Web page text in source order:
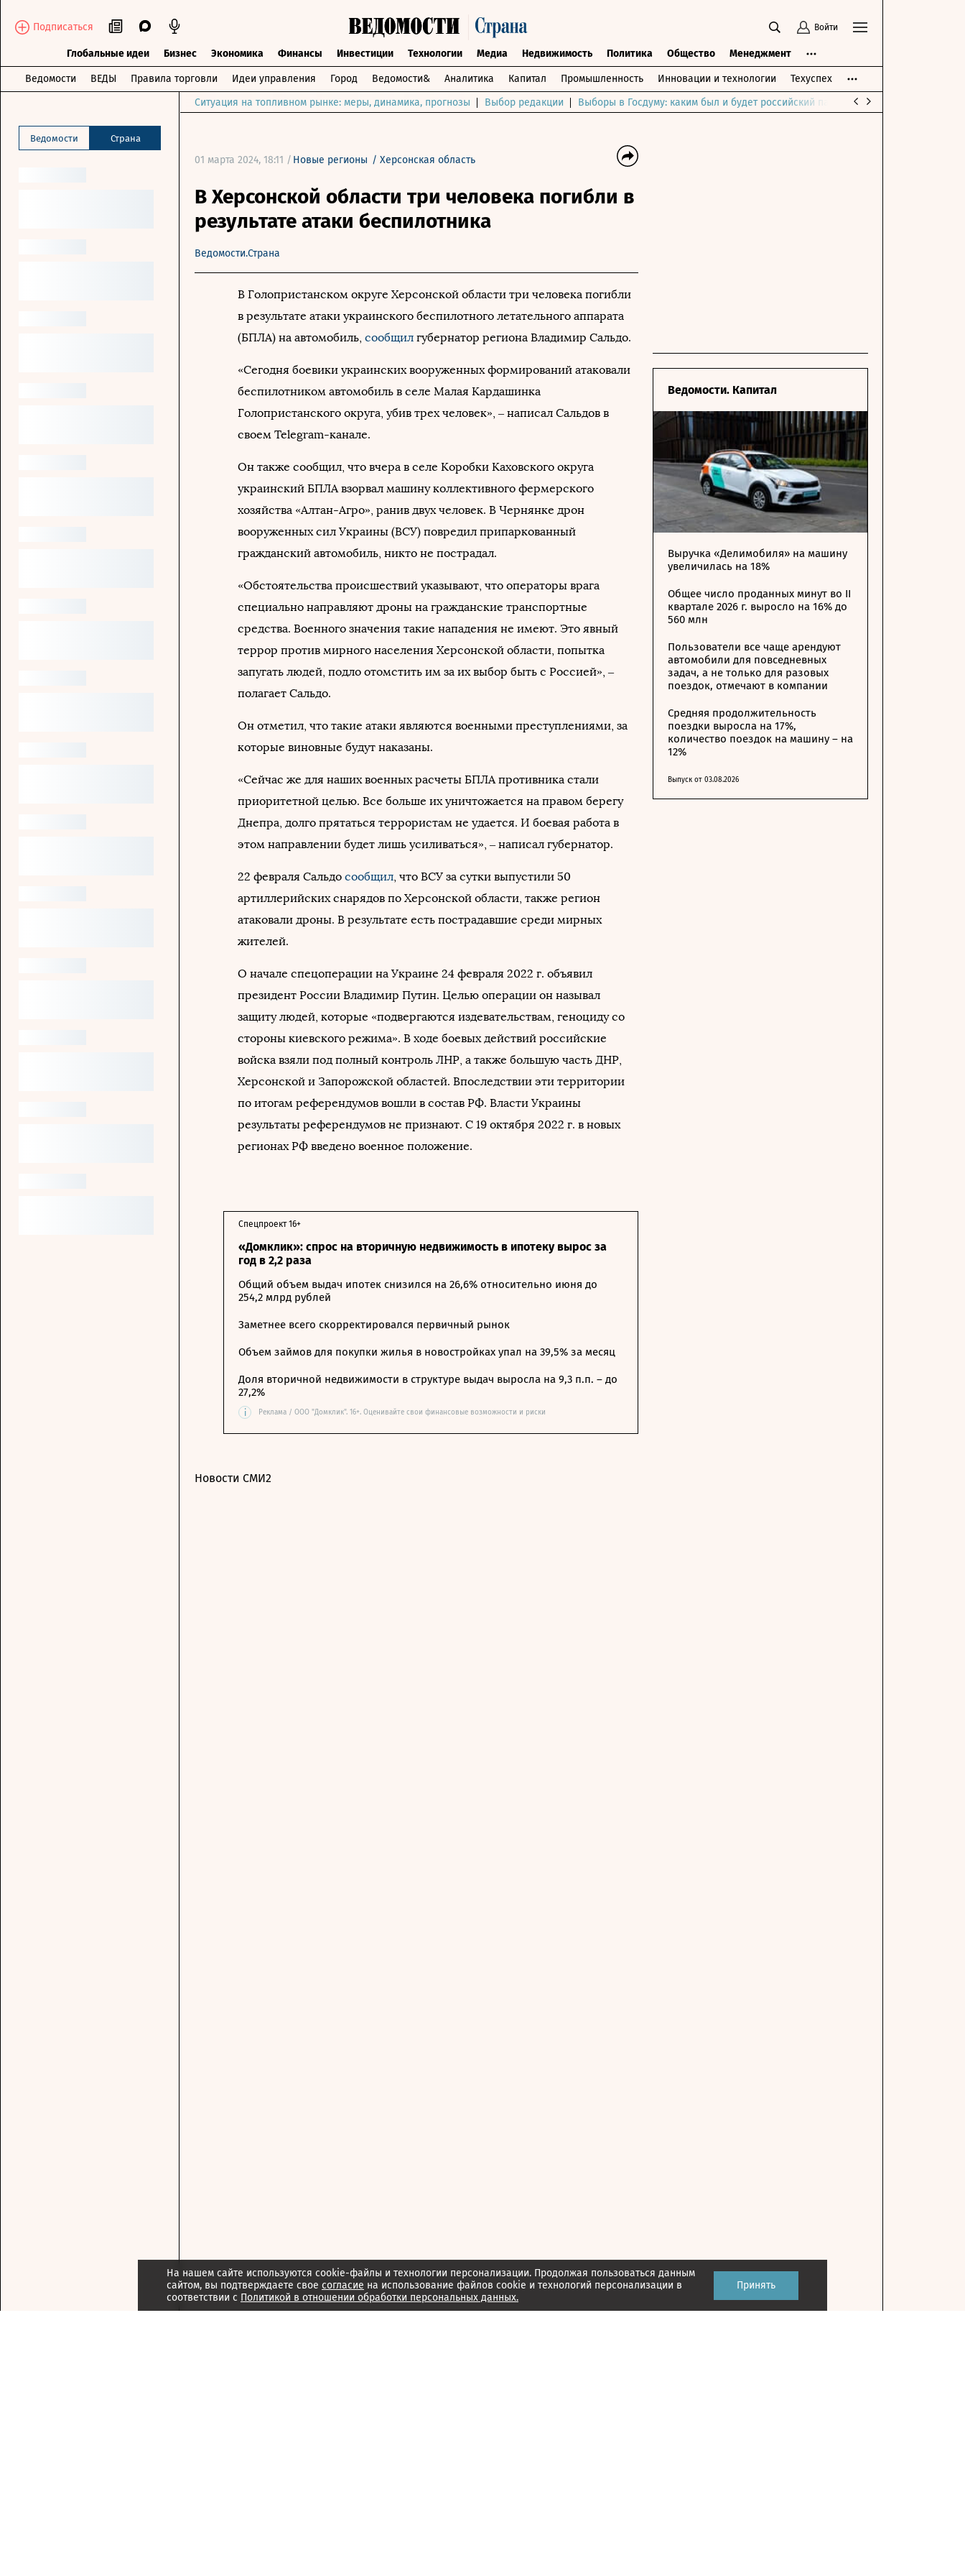
На нашем сайте используются cookie-файлы и технологии персонализации. Продолжая пользоваться данным
сайтом, вы подтверждаете свое согласие на использование файлов cookie и технологий персонализации в
соответствии с Политикой в отношении обработки персональных данных.
Принять
Подписаться Войти
Глобальные идеи Бизнес Экономика Финансы Инвестиции Технологии Медиа Недвижимость Политика Общество Менеджмент
Ведомости ВЕДЫ Правила торговли Идеи управления Город Ведомости& Аналитика Капитал Промышленность Инновации и технологии Техуспех
Ведомости Страна
Ситуация на топливном рынке: меры, динамика, прогнозы Выбор редакции Выборы в Госдуму: каким был и будет российский парламент
01 марта 2024, 18:11 / Новые регионы / Херсонская область
В Херсонской области три человека погибли в
результате атаки беспилотника
Ведомости.Страна
В Голопристанском округе Херсонской области три человека погибли
в результате атаки украинского беспилотного летательного аппарата
(БПЛА) на автомобиль, сообщил губернатор региона Владимир Сальдо.
«Сегодня боевики украинских вооруженных формирований атаковали
беспилотником автомобиль в селе Малая Кардашинка
Голопристанского округа, убив трех человек», – написал Сальдов в
своем Telegram-канале.
Он также сообщил, что вчера в селе Коробки Каховского округа
украинский БПЛА взорвал машину коллективного фермерского
хозяйства «Алтан-Агро», ранив двух человек. В Чернянке дрон
вооруженных сил Украины (ВСУ) повредил припаркованный
гражданский автомобиль, никто не пострадал.
«Обстоятельства происшествий указывают, что операторы врага
специально направляют дроны на гражданские транспортные
средства. Военного значения такие нападения не имеют. Это явный
террор против мирного населения Херсонской области, попытка
запугать людей, подло отомстить им за их выбор быть с Россией», –
полагает Сальдо.
Он отметил, что такие атаки являются военными преступлениями, за
которые виновные будут наказаны.
«Сейчас же для наших военных расчеты БПЛА противника стали
приоритетной целью. Все больше их уничтожается на правом берегу
Днепра, долго прятаться террористам не удается. И боевая работа в
этом направлении будет лишь усиливаться», – написал губернатор.
22 февраля Сальдо сообщил, что ВСУ за сутки выпустили 50
артиллерийских снарядов по Херсонской области, также регион
атаковали дроны. В результате есть пострадавшие среди мирных
жителей.
О начале спецоперации на Украине 24 февраля 2022 г. объявил
президент России Владимир Путин. Целью операции он называл
защиту людей, которые «подвергаются издевательствам, геноциду со
стороны киевского режима». В ходе боевых действий российские
войска взяли под полный контроль ЛНР, а также большую часть ДНР,
Херсонской и Запорожской областей. Впоследствии эти территории
по итогам референдумов вошли в состав РФ. Власти Украины
результаты референдумов не признают. С 19 октября 2022 г. в новых
регионах РФ введено военное положение.
«Домклик»: спрос на вторичную недвижимость в ипотеку вырос за
год в 2,2 раза
Спецпроект 16+
Общий объем выдач ипотек снизился на 26,6% относительно июня до
254,2 млрд рублей
Заметнее всего скорректировался первичный рынок
Объем займов для покупки жилья в новостройках упал на 39,5% за месяц
Доля вторичной недвижимости в структуре выдач выросла на 9,3 п.п. – до
27,2%
i Реклама / ООО "Домклик". 16+. Оценивайте свои финансовые возможности и риски
Ведомости. Капитал
Выручка «Делимобиля» на машину
увеличилась на 18%
Общее число проданных минут во II
квартале 2026 г. выросло на 16% до
560 млн
Пользователи все чаще арендуют
автомобили для повседневных
задач, а не только для разовых
поездок, отмечают в компании
Средняя продолжительность
поездки выросла на 17%,
количество поездок на машину – на
12%
Выпуск от 03.08.2026
Новости СМИ2